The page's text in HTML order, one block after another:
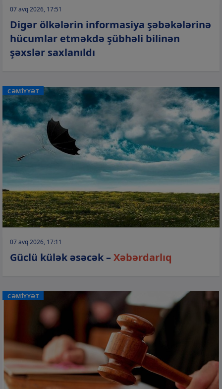
07 avq 2026, 17:51
Digər ölkələrin informasiya şəbəkələrinə
hücumlar etməkdə şübhəli bilinən
şəxslər saxlanıldı
CƏMİYYƏT
07 avq 2026, 17:11
Güclü külək əsəcək –Xəbərdarlıq
CƏMİYYƏT